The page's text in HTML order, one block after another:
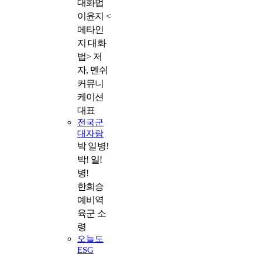
대화법
이윤지 <
메타인
지 대화
법> 저
자, 멘쉬
커뮤니
케이션
대표
전국군
대자랑
박 일병!
박! 일!
병!
한희승
예비역
육군 소
령
오늘도
ESG